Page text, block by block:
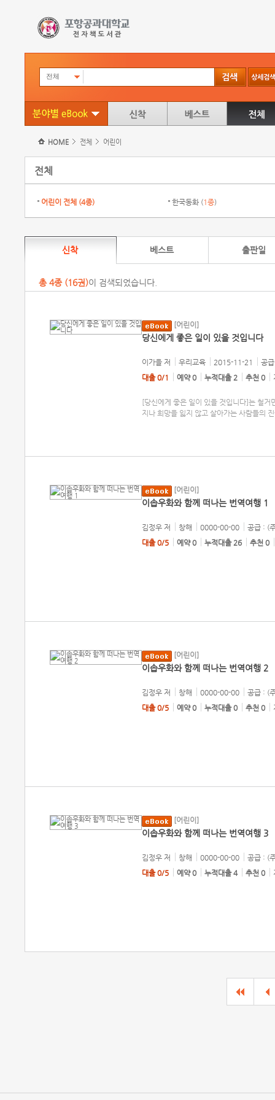
전체
HOME 전체 어린이
전체
어린이 전체 (4종) 한국동화 (1종)
신착 베스트 출판일
총4종 (16권)이 검색되었습니다.
[어린이]
당신에게 좋은 일이 있을 것입니다
이가을 저 우리교육 2015-11-21
공
대출 0/1
예약 0 누적대출 2 추천 0
[당신에게 좋은 일이 있을 것입니다]는 철
지나 희망을 잃지 않고 살아가는 사람들의
[어린이]
이솝우화와 함께 떠나는 번역여행 1
김정우 저 창해 0000-00-00
공급 : (
대출 0/5
예약 0 누적대출 26 추천 0
[어린이]
이솝우화와 함께 떠나는 번역여행 2
김정우 저 창해 0000-00-00
공급 : (
대출 0/5
예약 0 누적대출 0 추천 0
[어린이]
이솝우화와 함께 떠나는 번역여행 3
김정우 저 창해 0000-00-00
공급 : (
대출 0/5
예약 0 누적대출 4 추천 0